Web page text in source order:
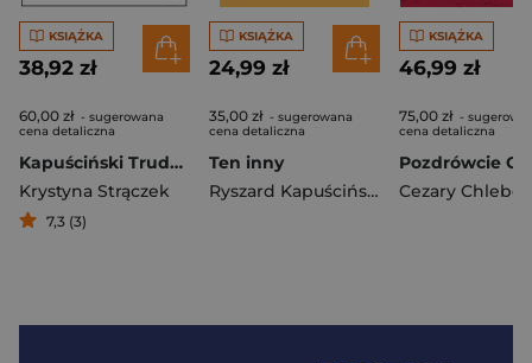
KSIĄŻKA
38,92 zł
60,00 zł - sugerowana
cena detaliczna
Kapuściński Trudny talent
Krystyna Strączek
7,3 (3)
KSIĄŻKA
24,99 zł
35,00 zł - sugerowana
cena detaliczna
Ten inny
Ryszard Kapuściński
KSIĄŻKA
46,99 zł
75,00 zł -
cena detaliczna
Cezary